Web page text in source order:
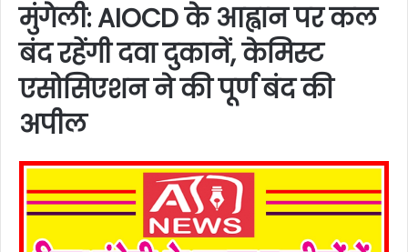
मुंगेली: AIOCD के आह्वान पर कल
बंद रहेंगी दवा दुकानें, केमिस्ट
एसोसिएशन ने की पूर्ण बंद की
अपील